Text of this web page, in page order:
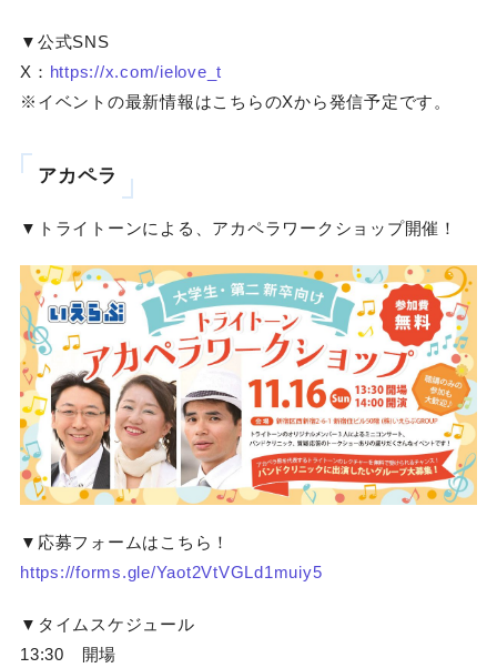
▼公式SNS
X： https://x.com/ielove_t
※イベントの最新情報はこちらのXから発信予定です。
アカペラ
▼トライトーンによる、アカペラワークショップ開催！
▼応募フォームはこちら！
https://forms.gle/Yaot2VtVGLd1muiy5
▼タイムスケジュール
13:30 開場